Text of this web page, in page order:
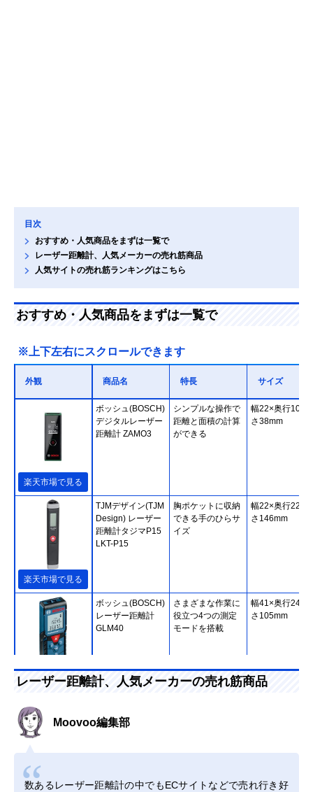
目次
おすすめ・人気商品をまずは一覧で
レーザー距離計、人気メーカーの売れ筋商品
人気サイトの売れ筋ランキングはこちら
おすすめ・人気商品をまずは一覧で
※上下左右にスクロールできます
外観 商品名 特長 サイズ
楽天市場で見る
ボッシュ(BOSCH)
デジタルレーザー
距離計 ZAMO3
シンプルな操作で
距離と面積の計算
ができる
幅22×奥行105×
さ38mm
楽天市場で見る
TJMデザイン(TJM
Design) レーザー
距離計タジマP15
LKT-P15
胸ポケットに収納
できる手のひらサ
イズ
幅22×奥行22×高
さ146mm
Amazonで見る
ボッシュ(BOSCH)
レーザー距離計
GLM40
さまざまな作業に
役立つ4つの測定
モードを搭載
幅41×奥行24×高
さ105mm
楽天市場で見る
LD030P
レーザー距離計、人気メーカーの売れ筋商品
Moovoo編集部
数あるレーザー距離計の中でもECサイトなどで売れ行き好